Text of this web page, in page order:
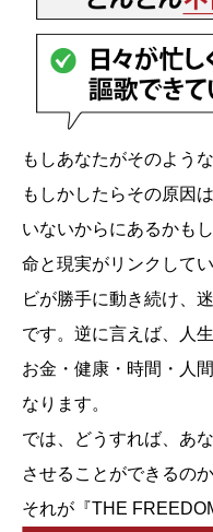
もしあなたがそのよう
もしかしたらその原因
いないからにあるかも
命と現実がリンクして
ビが勝手に動き続け、
です。逆に言えば、人
お金・健康・時間・人
なります。
では、どうすれば、あ
させることができるの
それが『THE